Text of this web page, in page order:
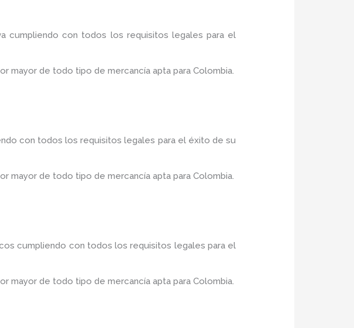
cumpliendo con todos los requisitos legales para el
mayor de todo tipo de mercancía apta para Colombia.
con todos los requisitos legales para el éxito de su
mayor de todo tipo de mercancía apta para Colombia.
cumpliendo con todos los requisitos legales para el
mayor de todo tipo de mercancía apta para Colombia.